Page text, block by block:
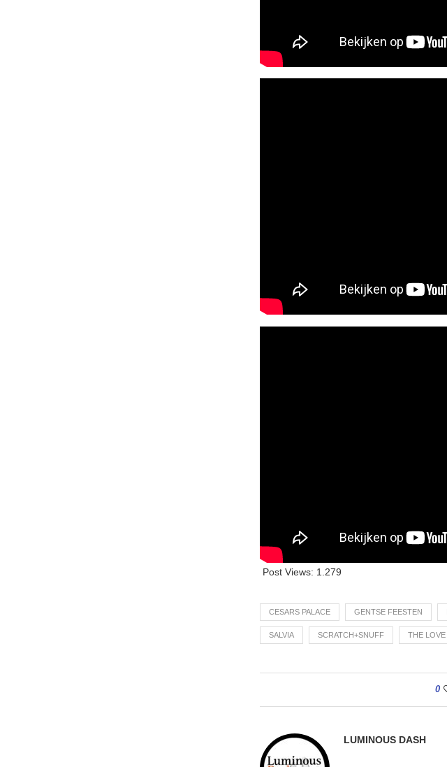
Post Views: 1.279
CESARS PALACE GENTSE FEESTEN
SALVIA SCRATCH+SNUFF THE LOVE
0
LUMINOUS DASH